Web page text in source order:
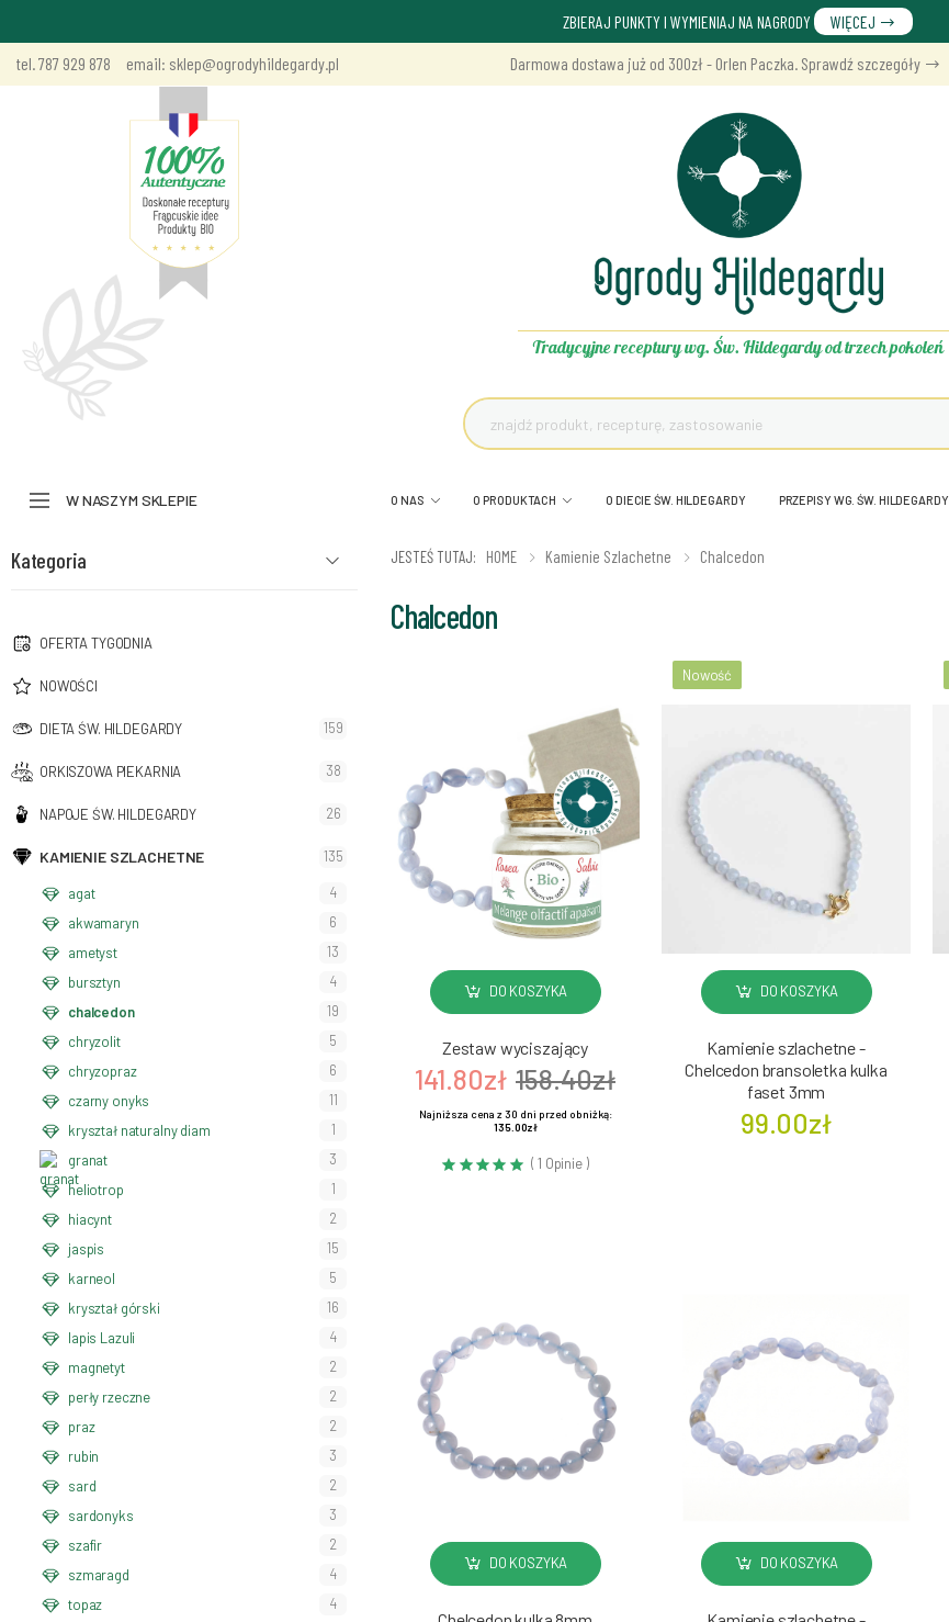
ZBIERAJ PUNKTY I WYMIENIAJ NA NAGRODY
WIĘCEJ
tel. 787 929 878
email: sklep@ogrodyhildegardy.pl Darmowa dostawa już od 300zł - Orlen Paczka. Sprawdź szczegóły
Tradycyjne receptury wg. Św. Hildegardy od trzech pokoleń
W NASZYM SKLEPIE O NAS O PRODUKTACH O DIECIE ŚW. HILDEGARDY PRZEPISY WG. ŚW. HILDEGARDY
Kategoria
OFERTA TYGODNIA
NOWOŚCI
DIETA ŚW. HILDEGARDY 159
ORKISZOWA PIEKARNIA 38
NAPOJE ŚW. HILDEGARDY 26
KAMIENIE SZLACHETNE 135
agat
4
akwamaryn
6
ametyst
13
bursztyn
4
chalcedon
19
chryzolit
5
chryzopraz
6
czarny onyks
11
kryształ naturalny diam
1
granat
3
heliotrop
1
hiacynt
2
jaspis
15
karneol
5
kryształ górski
16
lapis Lazuli
4
magnetyt
2
perły rzeczne
2
praz
2
rubin
3
sard
2
sardonyks
3
szafir
2
szmaragd
4
topaz
4
JESTEŚ TUTAJ: HOME Kamienie Szlachetne Chalcedon
Chalcedon
DO KOSZYKA
Zestaw wyciszający
141.80zł 158.40zł
Najniższa cena z 30 dni przed obniżką:
135.00zł
( 1 Opinie )
Nowość
DO KOSZYKA
Kamienie szlachetne -
Chelcedon bransoletka kulka
faset 3mm
99.00zł
DO KOSZYKA DO KOSZYKA